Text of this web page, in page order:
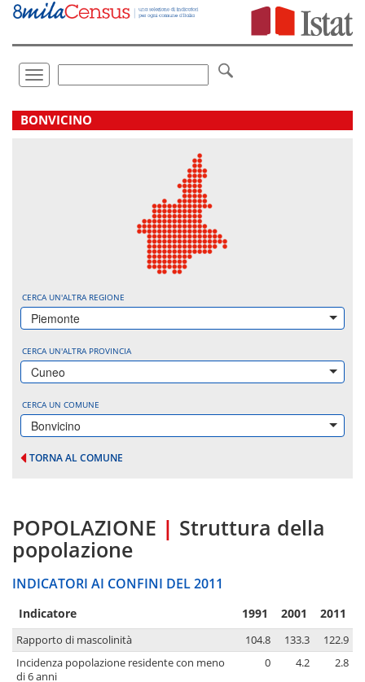
Vai
direttamente
Toggle
navigation
.
BONVICINO
CERCA UN'ALTRA REGIONE
Piemonte
CERCA UN'ALTRA PROVINCIA
Cuneo
CERCA UN COMUNE
Bonvicino
TORNA AL COMUNE
POPOLAZIONE | Struttura della
popolazione
INDICATORI AI CONFINI DEL 2011
Indicatore 1991 2001 2011
Rapporto di mascolinità 104.8 133.3
122.9
Incidenza popolazione residente con meno
di 6 anni
0 4.2 2.8